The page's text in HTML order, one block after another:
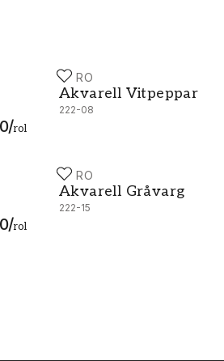
/rol
DURO
Akvarell Vitpeppar
222-08
Akvarell Vitpeppar - 222-08
/rol
DURO
Akvarell Gråvarg
222-15
Akvarell Gråvarg - 222-15